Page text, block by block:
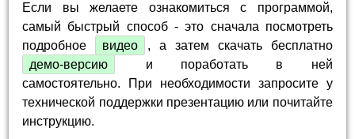
Если вы желаете ознакомиться с программой,
самый быстрый способ - это сначала посмотреть
подробное
видео
, а затем скачать бесплатно
демо-версию
и поработать в ней
самостоятельно. При необходимости запросите у
технической поддержки презентацию или почитайте
инструкцию.